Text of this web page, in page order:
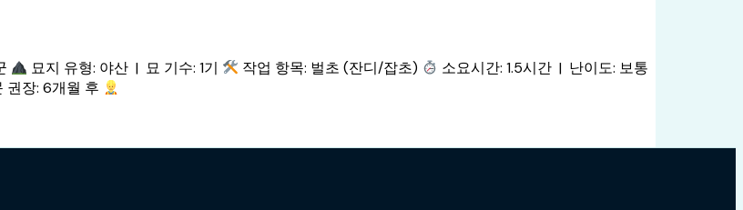
묘지 유형: 야산 | 묘 기수: 1기 작업 항목: 벌초 (잔디/잡초)
소요시간: 1.5시간 | 난이도: 보통
권장: 6개월 후